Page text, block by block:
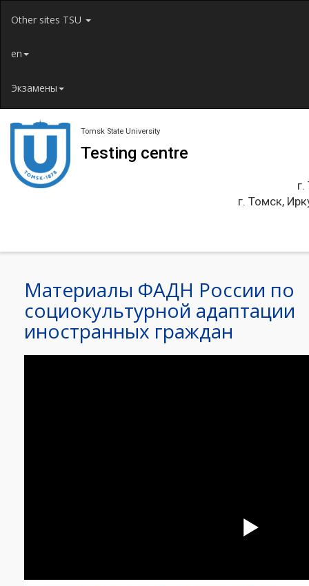
Other sites TSU
en
Экзамены
Tomsk State University
Testing centre
г. Томск,
Материалы ФАДН России по
социокультурной адаптации
иностранных граждан